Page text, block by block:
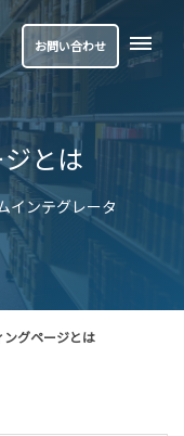
お問い合わせ
とは
インテグレータ
グページとは